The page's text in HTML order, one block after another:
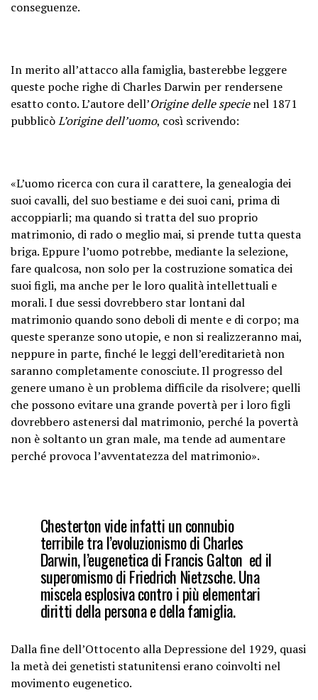
conseguenze.
In merito all’attacco alla famiglia, basterebbe leggere
queste poche righe di Charles Darwin per rendersene
esatto conto. L’autore dell’Origine delle specienel 1871
pubblicòL’origine dell’uomo, così scrivendo:
«L’uomo ricerca con cura il carattere, la genealogia dei
suoi cavalli, del suo bestiame e dei suoi cani, prima di
accoppiarli; ma quando si tratta del suo proprio
matrimonio, di rado o meglio mai, si prende tutta questa
briga. Eppure l’uomo potrebbe, mediante la selezione,
fare qualcosa, non solo per la costruzione somatica dei
suoi figli, ma anche per le loro qualità intellettuali e
morali. I due sessi dovrebbero star lontani dal
matrimonio quando sono deboli di mente e di corpo; ma
queste speranze sono utopie, e non si realizzeranno mai,
neppure in parte, finché le leggi dell’ereditarietà non
saranno completamente conosciute. Il progresso del
genere umano è un problema difficile da risolvere; quelli
che possono evitare una grande povertà per i loro figli
dovrebbero astenersi dal matrimonio, perché la povertà
non è soltanto un gran male, ma tende ad aumentare
perché provoca l’avventatezza del matrimonio».
Chesterton vide infatti un connubio
terribile tra l’evoluzionismo di Charles
Darwin, l’eugenetica di Francis Galton ed il
superomismo di Friedrich Nietzsche. Una
miscela esplosiva contro i più elementari
diritti della persona e della famiglia.
Dalla fine dell’Ottocento alla Depressione del 1929, quasi
la metà dei genetisti statunitensi erano coinvolti nel
movimento eugenetico.